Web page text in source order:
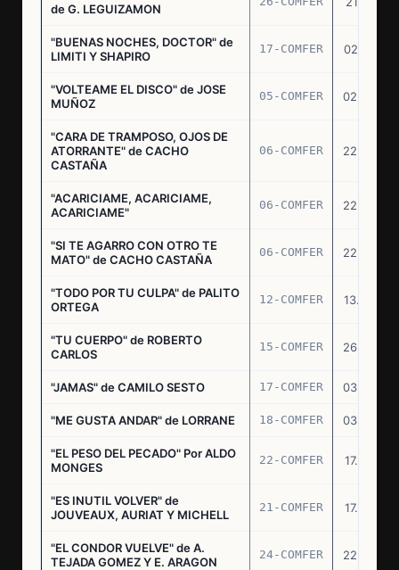
de G. LEGUIZAMON
"BUENAS NOCHES, DOCTOR" de
LIMITI Y SHAPIRO
17-COMFER 02.01.76
"VOLTEAME EL DISCO" de JOSE
MUÑOZ
05-COMFER 02.02.76
"CARA DE TRAMPOSO, OJOS DE
ATORRANTE" de CACHO
CASTAÑA
06-COMFER 22.04.76
"ACARICIAME, ACARICIAME,
ACARICIAME"
06-COMFER 22.04.76
"SI TE AGARRO CON OTRO TE
MATO" de CACHO CASTAÑA
06-COMFER 22.04.76
"TODO POR TU CULPA" de PALITO
ORTEGA
12-COMFER 13.05.76
"TU CUERPO" de ROBERTO
CARLOS
15-COMFER 26.05.76
"JAMAS" de CAMILO SESTO 17-COMFER 03.06.76
"ME GUSTA ANDAR" de LORRANE 18-COMFER 03.06.76
"EL PESO DEL PECADO" Por ALDO
MONGES
22-COMFER 17.06.76
"ES INUTIL VOLVER" de
JOUVEAUX, AURIAT Y MICHELL
21-COMFER 17.06.76
"EL CONDOR VUELVE" de A.
TEJADA GOMEZ Y E. ARAGON
24-COMFER 22.06.76